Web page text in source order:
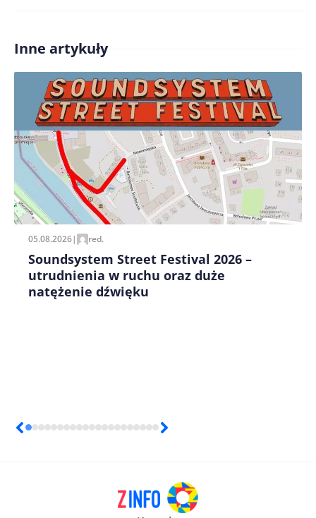
Zapamiętaj moje dane w tej przeglądarce podczas
pisania kolejnych komentarzy.
Inne artykuły
05.08.2026| red.
Soundsystem Street Festival 2026 –
utrudnienia w ruchu oraz duże
natężenie dźwięku